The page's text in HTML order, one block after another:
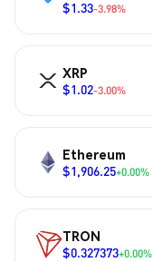
$1.33-3.98%
XRP
$1.02-3.00%
Ethereum
$1,906.25+0.00%
TRON
$0.327373+0.00%